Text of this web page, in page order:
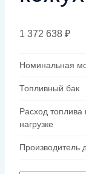
1 372 638 ₽
Номинальная
Топливный бак
Расход топлива
нагрузке
Производитель